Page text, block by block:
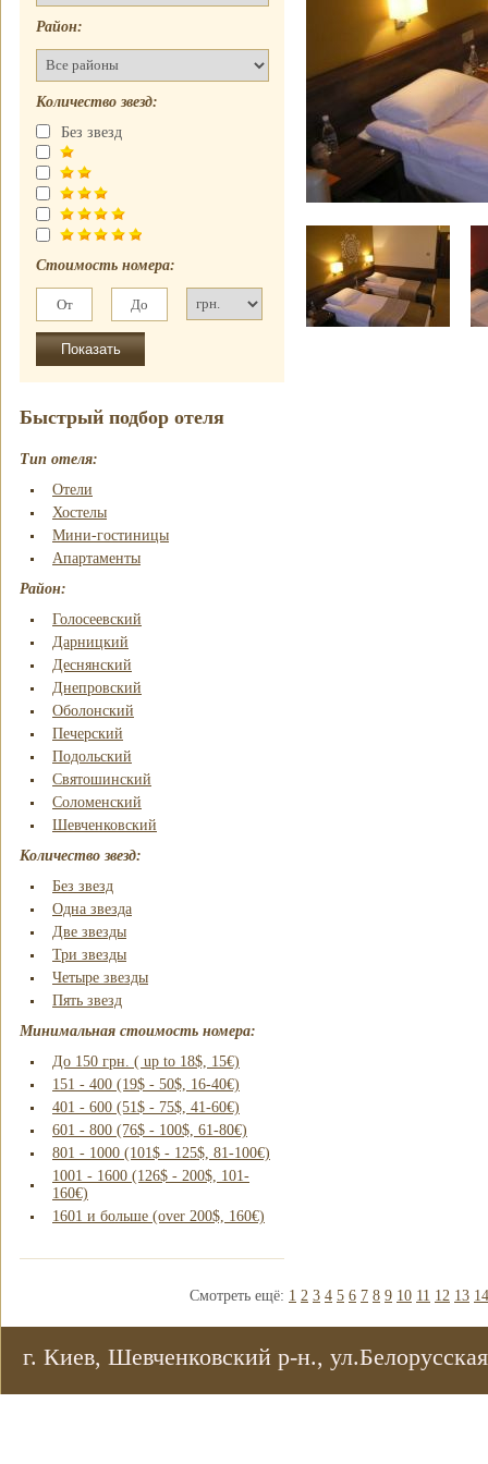
почасово
гостиницы
молодоженов
Район:
Количество звезд:
Без звезд
Стоимость номера:
Быстрый подбор отеля
Тип отеля:
Отели
Хостелы
Мини-гостиницы
Апартаменты
Район:
Голосеевский
Дарницкий
Деснянский
Днепровский
Оболонский
Печерский
Подольский
Святошинский
Соломенский
Шевченковский
Количество звезд:
Без звезд
Одна звезда
Две звезды
Три звезды
Четыре звезды
Пять звезд
Минимальная стоимость номера:
До 150 грн. ( up to 18$, 15€)
151 - 400 (19$ - 50$, 16-40€)
401 - 600 (51$ - 75$, 41-60€)
601 - 800 (76$ - 100$, 61-80€)
801 - 1000 (101$ - 125$, 81-100€)
1001 - 1600 (126$ - 200$, 101-
160€)
1601 и больше (over 200$, 160€)
Смотреть ещё: 1 2 3 4 5 6 7 8 9 10 11 12 13 14
г. Киев, Шевченковский р-н.,